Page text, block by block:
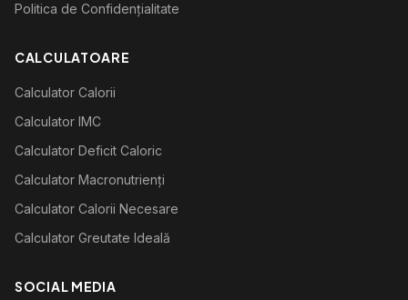
Politica de Confidențialitate
CALCULATOARE
Calculator Calorii
Calculator IMC
Calculator Deficit Caloric
Calculator Macronutrienți
Calculator Calorii Necesare
Calculator Greutate Ideală
SOCIAL MEDIA